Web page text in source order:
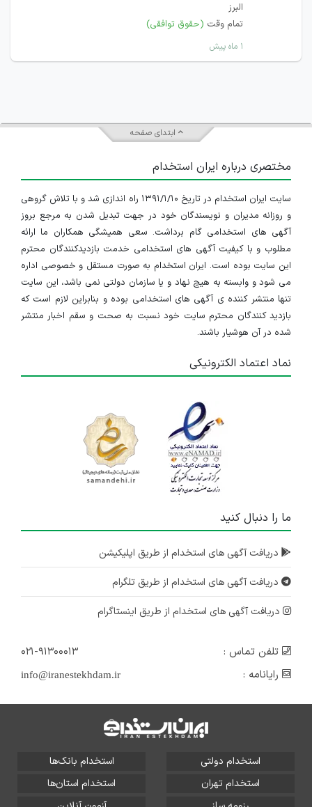
البرز
تمام وقت (حقوق توافقی)
۱ ماه پیش
ابتدای صفحه
مختصری درباره ایران استخدام
سایت ایران استخدام در تاریخ ۱۳۹۱/۱/۱۰ راه اندازی شد و با تلاش گروهی
و روزانه مدیران و نویسندگان خود در جهت تبدیل شدن به مرجع بروز
آگهی های استخدامی گام برداشت. سعی همیشگی همکاران ما ارائه
مطلوب و با کیفیت آگهی های استخدامی خدمت بازدیدکنندگان محترم
این سایت بوده است. ایران استخدام به صورت مستقل و خصوصی اداره
می شود و وابسته به هیچ نهاد و یا سازمان دولتی نمی باشد، این سایت
تنها منتشر کننده ی آگهی های استخدامی بوده و بنابراین لازم است که
بازدید کنندگان محترم سایت خود نسبت به صحت و سقم اخبار منتشر
شده در آن هوشیار باشند.
نماد اعتماد الکترونیکی
ما را دنبال کنید
دریافت آگهی های استخدام از طریق اپلیکیشن
دریافت آگهی های استخدام از طریق تلگرام
دریافت آگهی های استخدام از طریق اینستاگرام
تلفن تماس :
۰۲۱-۹۱۳۰۰۰۱۳
رایانامه :
info@iranestekhdam.ir
استخدام دولتی
استخدام بانک‌ها
استخدام تهران
استخدام استان‌ها